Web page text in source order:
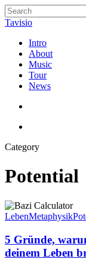
Skip
to
content
Close
Tavisio
search
Menu
Intro
About
Music
Tour
News
Category
Potential
5
Gründe,
du
einen
Bazi-
LebenMetaphysik
5 Gründe,
deinem Leben